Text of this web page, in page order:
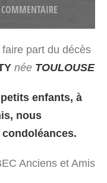
COMMENTAIRE
part du décès
née TOULOUSE
enfants, à
nous
Anciens et Amis